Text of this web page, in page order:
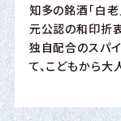
知多の銘酒「白
元公認の和印折
独自配合のスパ
て、こどもから大